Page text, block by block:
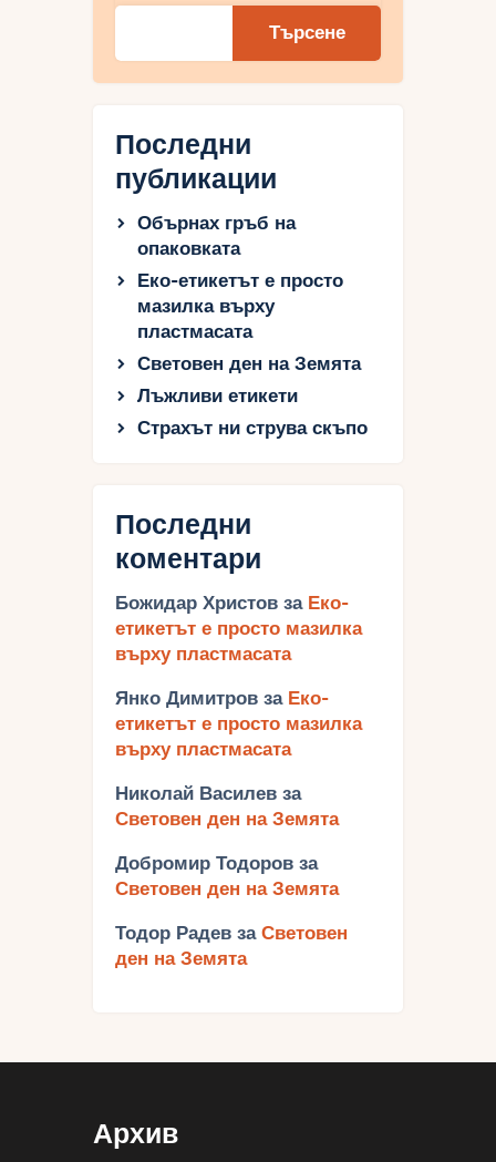
Търсене
Последни
публикации
Обърнах гръб на
опаковката
Еко-етикетът е просто
мазилка върху
пластмасата
Световен ден на Земята
Лъжливи етикети
Страхът ни струва скъпо
Последни
коментари
Божидар Христов за Еко-
етикетът е просто мазилка
върху пластмасата
Янко Димитров за Еко-
етикетът е просто мазилка
върху пластмасата
Николай Василев за
Световен ден на Земята
Добромир Тодоров за
Световен ден на Земята
Тодор Радев за Световен
ден на Земята
Архив